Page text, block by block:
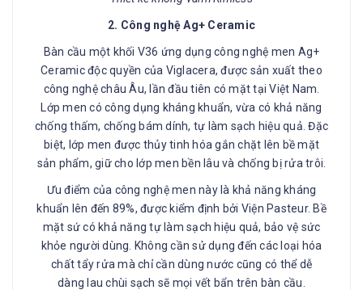
2. Công nghệ Ag+ Ceramic
Bàn cầu một khối V36 ứng dụng công nghệ men Ag+
Ceramic độc quyền của Viglacera, được sản xuất theo
công nghệ châu Âu, lần đầu tiên có mặt tại Việt Nam.
Lớp men có công dụng kháng khuẩn, vừa có khả năng
chống thấm, chống bám dính, tự làm sạch hiệu quả. Đặc
biệt, lớp men được thủy tinh hóa gắn chặt lên bề mặt
sản phẩm, giữ cho lớp men bền lâu và chống bị rửa trôi.
Ưu điểm của công nghệ men này là khả năng kháng
khuẩn lên đến 89%, được kiểm định bởi Viện Pasteur. Bề
mặt sứ có khả năng tự làm sạch hiệu quả, bảo vệ sức
khỏe người dùng. Không cần sử dụng đến các loại hóa
chất tẩy rửa mà chỉ cần dùng nước cũng có thể dễ
dàng lau chùi sạch sẽ mọi vết bẩn trên bàn cầu.